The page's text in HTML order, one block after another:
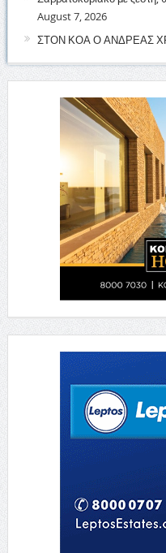
August 7, 2026
ΣΤΟΝ ΚΟΑ Ο ΑΝΔΡΕΑΣ